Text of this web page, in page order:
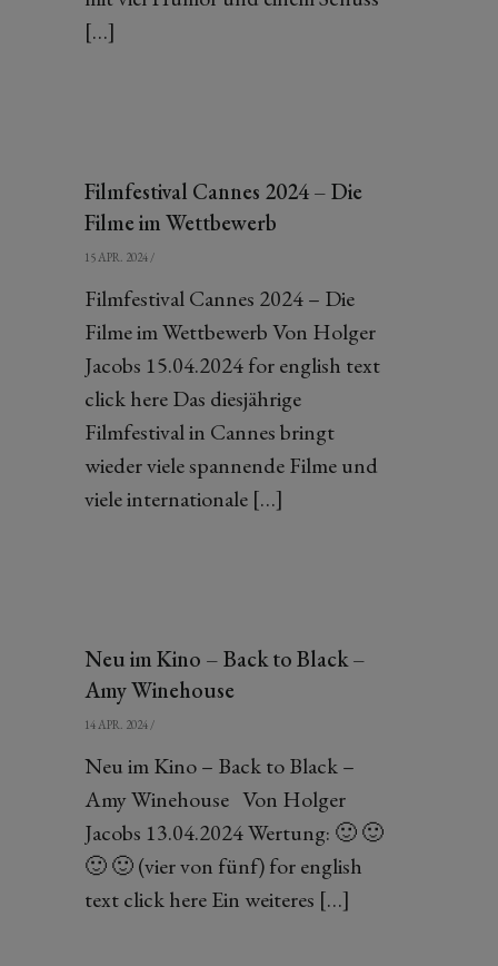
[…]
Filmfestival Cannes 2024 – Die
Filme im Wettbewerb
15 APR. 2024 /
Filmfestival Cannes 2024 – Die
Filme im Wettbewerb Von Holger
Jacobs 15.04.2024 for english text
click here Das diesjährige
Filmfestival in Cannes bringt
wieder viele spannende Filme und
viele internationale […]
Neu im Kino – Back to Black –
Amy Winehouse
14 APR. 2024 /
Neu im Kino – Back to Black –
Amy Winehouse Von Holger
Jacobs 13.04.2024 Wertung: 🙂 🙂
🙂 🙂 (vier von fünf) for english
text click here Ein weiteres […]